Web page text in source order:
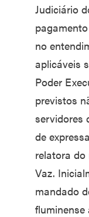
Judiciário
no
aplicáveis
Poder
previstos
servidores
de
relatora
Vaz.
mandado
fluminense